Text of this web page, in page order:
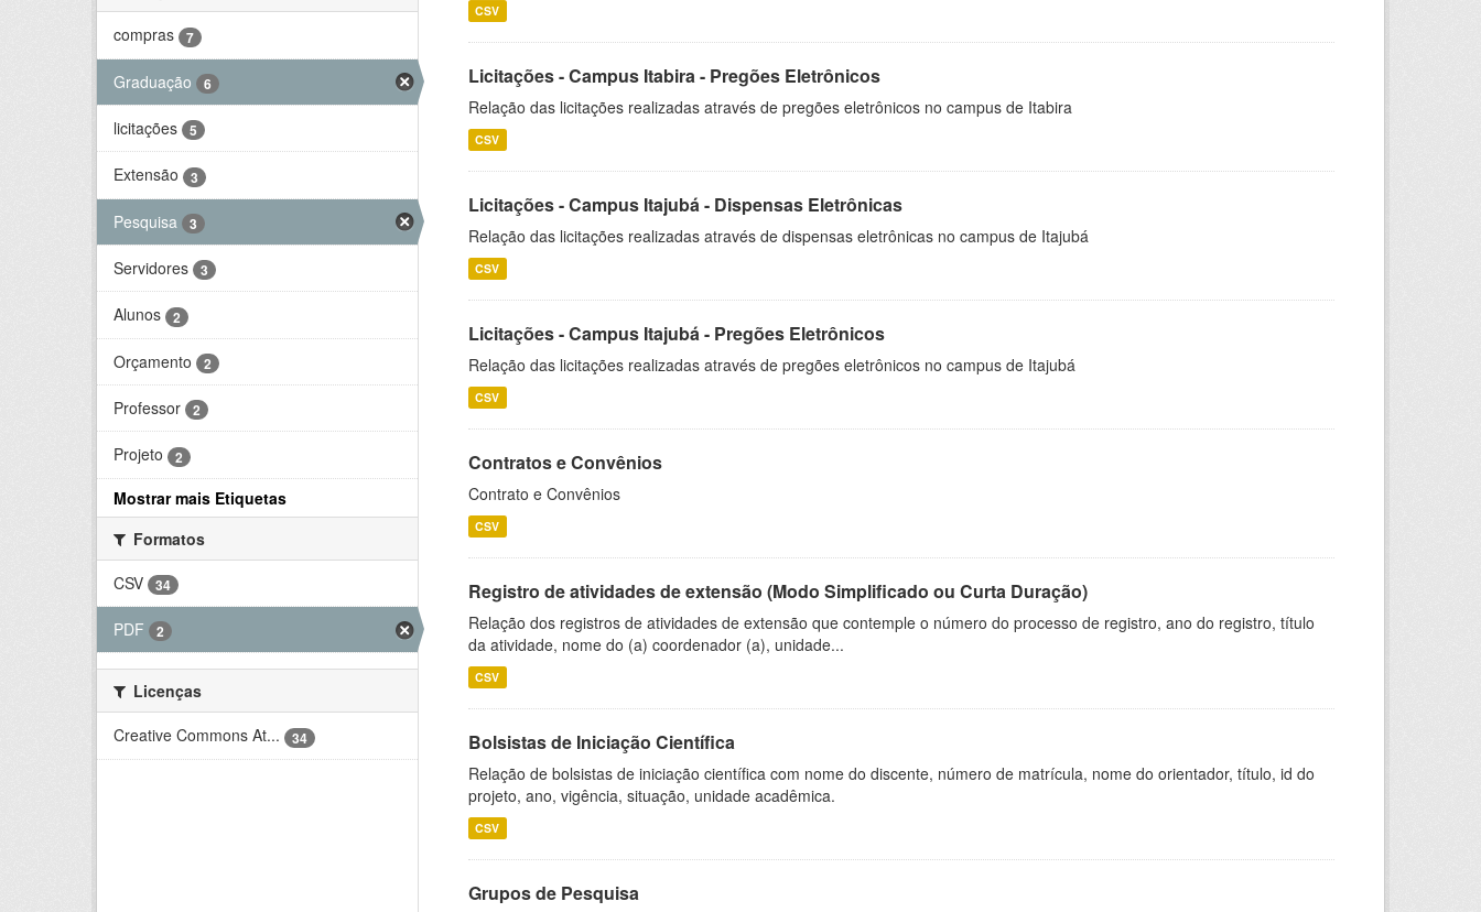
compras
7
Graduação 6
licitações 5
Extensão 3
Pesquisa 3
Servidores 3
Alunos 2
Orçamento 2
Professor 2
Projeto 2
Mostrar mais Etiquetas
Formatos
CSV
34
PDF 2
Licenças
Creative Commons At...
34
CSV
Licitações - Campus Itabira - Pregões Eletrônicos
Relação das licitações realizadas através de pregões eletrônicos no campus de Itabira
CSV
Licitações - Campus Itajubá - Dispensas Eletrônicas
Relação das licitações realizadas através de dispensas eletrônicas no campus de Itajubá
CSV
Licitações - Campus Itajubá - Pregões Eletrônicos
Relação das licitações realizadas através de pregões eletrônicos no campus de Itajubá
CSV
Contratos e Convênios
Contrato e Convênios
CSV
Registro de atividades de extensão (Modo Simplificado ou Curta Duração)
Relação dos registros de atividades de extensão que contemple o número do processo de registro, ano do registro, título
da atividade, nome do (a) coordenador (a), unidade...
CSV
Bolsistas de Iniciação Científica
Relação de bolsistas de iniciação científica com nome do discente, número de matrícula, nome do orientador, título, id do
projeto, ano, vigência, situação, unidade acadêmica.
CSV
Grupos de Pesquisa